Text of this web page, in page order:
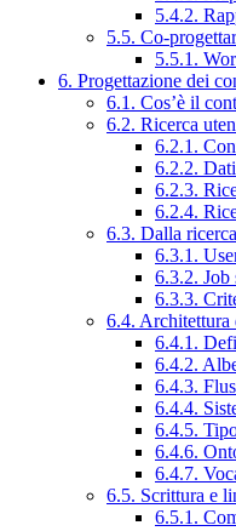
5.4.2.
5.5. Co-
5.5.1.
6. Progettazione dei
6.1. Cos’è il
6.2. Ricerca
6.2.1.
6.2.2.
6.2.3.
6.2.4.
6.3. Dalla
6.3.1.
6.3.2. Job
6.3.3.
6.4. Architettura
6.4.1.
6.4.2.
6.4.3.
6.4.4.
6.4.5.
6.4.6.
6.4.7.
6.5. Scrittura e
6.5.1.